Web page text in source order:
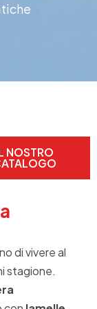
di vivere al
stagione.
NOSTRO